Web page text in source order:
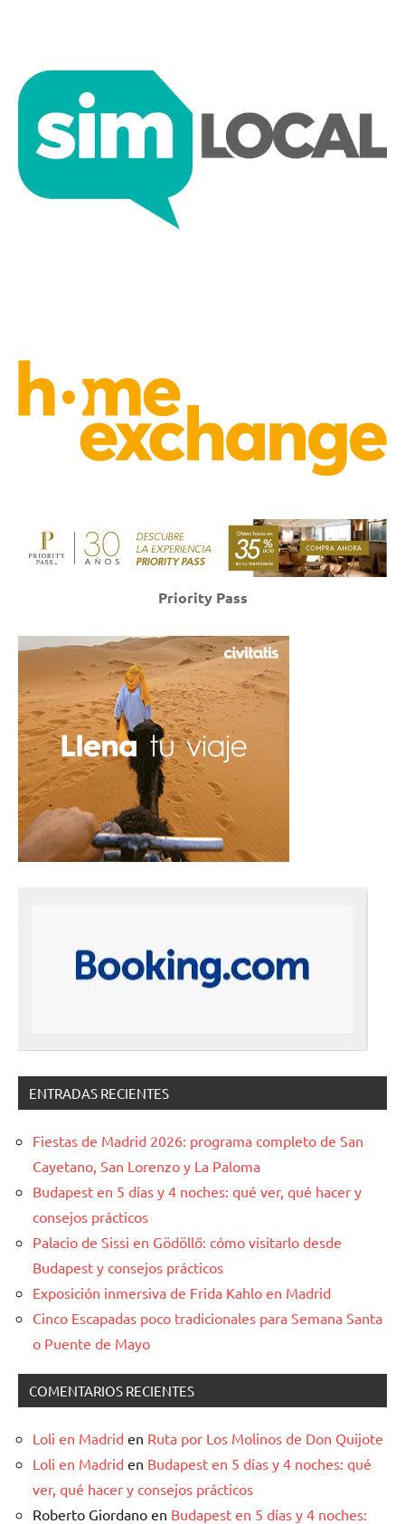
Priority Pass
ENTRADAS RECIENTES
Fiestas de Madrid 2026: programa completo de San
Cayetano, San Lorenzo y La Paloma
Budapest en 5 días y 4 noches: qué ver, qué hacer y
consejos prácticos
Palacio de Sissi en Gödöllő: cómo visitarlo desde
Budapest y consejos prácticos
Exposición inmersiva de Frida Kahlo en Madrid
Cinco Escapadas poco tradicionales para Semana Santa
o Puente de Mayo
COMENTARIOS RECIENTES
Loli en Madrid en Ruta por Los Molinos de Don Quijote
Loli en Madrid en Budapest en 5 días y 4 noches: qué
ver, qué hacer y consejos prácticos
Roberto Giordano en Budapest en 5 días y 4 noches: